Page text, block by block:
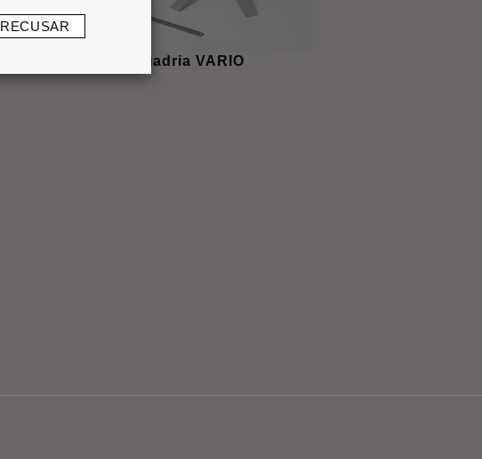
Caixa de esquadria VARIO
RECUSAR